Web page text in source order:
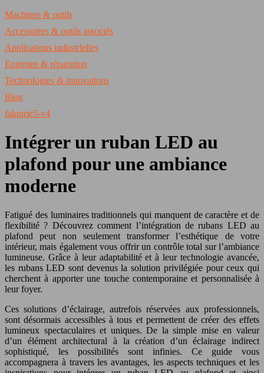
Machines & outils
Accessoires & outils associés
Applications industrielles
Entretien & réparation
Technologies & innovations
Blog
faktorie5-v4
Intégrer un ruban LED au
plafond pour une ambiance
moderne
Fatigué des luminaires traditionnels qui manquent de caractère et de
flexibilité ? Découvrez comment l’intégration de rubans LED au
plafond peut non seulement transformer l’esthétique de votre
intérieur, mais également vous offrir un contrôle total sur l’ambiance
lumineuse. Grâce à leur adaptabilité et à leur technologie avancée,
les rubans LED sont devenus la solution privilégiée pour ceux qui
cherchent à apporter une touche contemporaine et personnalisée à
leur foyer.
Ces solutions d’éclairage, autrefois réservées aux professionnels,
sont désormais accessibles à tous et permettent de créer des effets
lumineux spectaculaires et uniques. De la simple mise en valeur
d’un élément architectural à la création d’un éclairage indirect
sophistiqué, les possibilités sont infinies. Ce guide vous
accompagnera à travers les avantages, les aspects techniques et les